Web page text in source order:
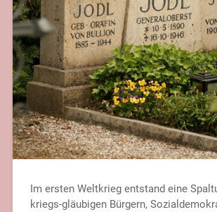
Im ersten Weltkrieg entstand eine
kriegs-gläubigen Bürgern,